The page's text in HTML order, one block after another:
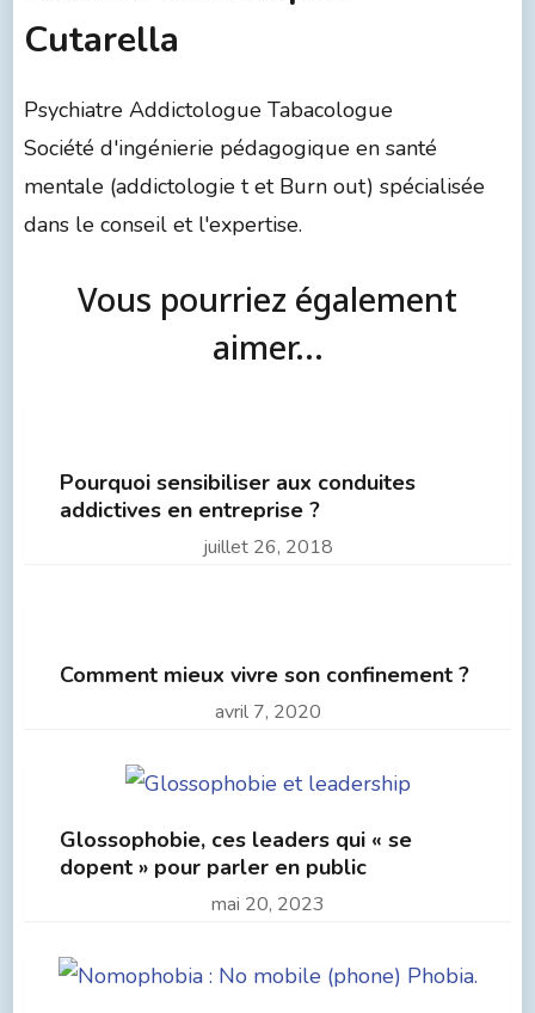
Cutarella
Psychiatre Addictologue Tabacologue
Société d'ingénierie pédagogique en santé
mentale (addictologie t et Burn out) spécialisée
dans le conseil et l'expertise.
Vous pourriez également
aimer...
Pourquoi sensibiliser aux conduites
addictives en entreprise ?
juillet 26, 2018
Comment mieux vivre son confinement ?
avril 7, 2020
Glossophobie, ces leaders qui « se
dopent » pour parler en public
mai 20, 2023